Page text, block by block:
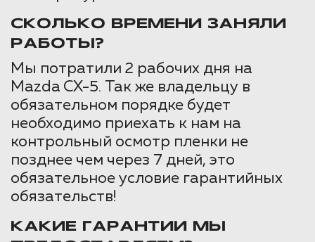
СКОЛЬКО ВРЕМЕНИ ЗАНЯЛИ
РАБОТЫ?
Мы потратили 2 рабочих дня на
Mazda CX-5. Так же владельцу в
обязательном порядке будет
необходимо приехать к нам на
контрольный осмотр пленки не
позднее чем через 7 дней, это
обязательное условие гарантийных
обязательств!
КАКИЕ ГАРАНТИИ МЫ